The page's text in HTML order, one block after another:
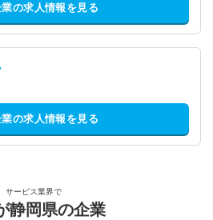
業の求人情報を見る
業の求人情報を見る
サービス業界で
静岡県の企業